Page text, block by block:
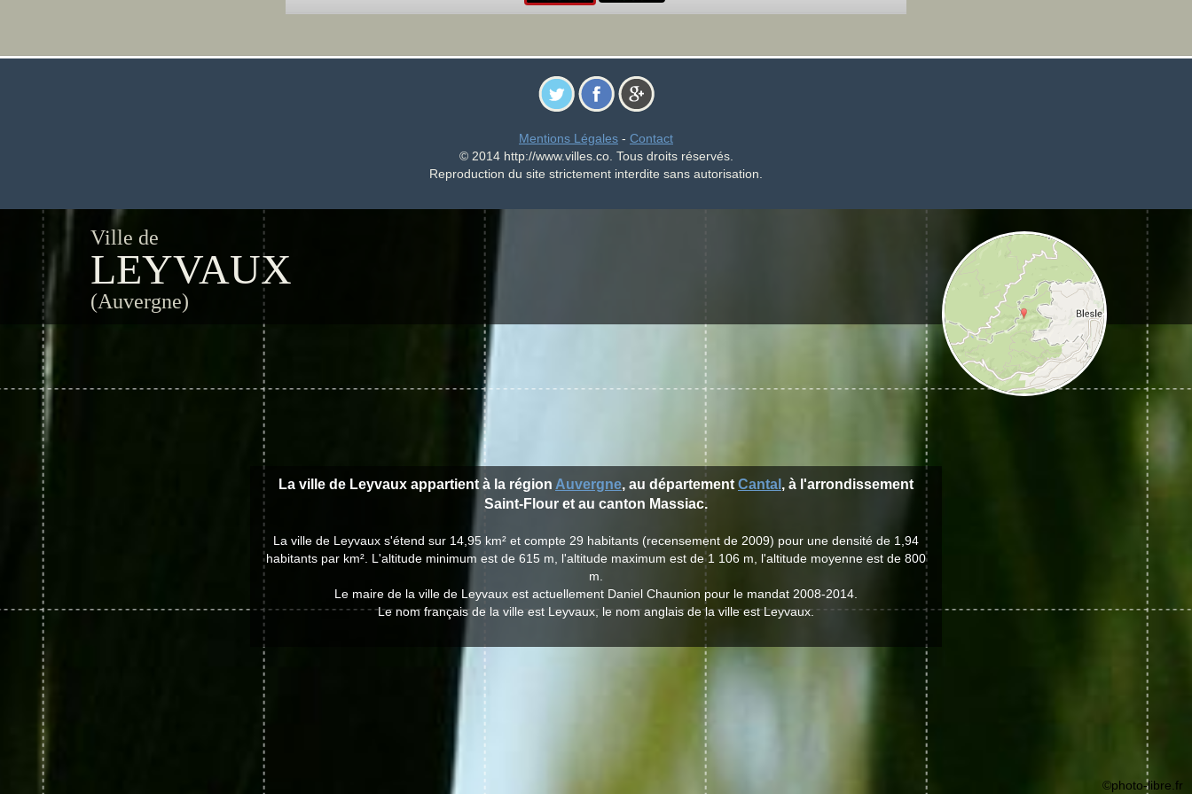
Mentions Légales - Contact
© 2014 http://www.villes.co. Tous droits réservés.
Reproduction du site strictement interdite sans autorisation.
Ville de
LEYVAUX
(Auvergne)
La ville de Leyvaux appartient à la région Auvergne, au département Cantal , à l'arrondissement
Saint-Flour et au canton Massiac.
La ville de Leyvaux s'étend sur 14,95 km² et compte 29 habitants (recensement de 2009) pour une densité de 1,94
habitants par km². L'altitude minimum est de 615 m, l'altitude maximum est de 1 106 m, l'altitude moyenne est de 800
m.
Le maire de la ville de Leyvaux est actuellement Daniel Chaunion pour le mandat 2008-2014.
Le nom français de la ville est Leyvaux, le nom anglais de la ville est Leyvaux.
©photo-libre.fr